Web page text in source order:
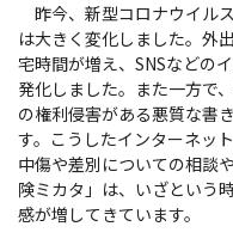
昨今、新型コロナウイル
は大きく変化しました。外
宅時間が増え、SNSなどの
発化しました。また一方で
の権利侵害がある悪質な書
す。こうしたインターネッ
中傷や差別についての相談
険ミカタ」は、いざという
感が増してきています。